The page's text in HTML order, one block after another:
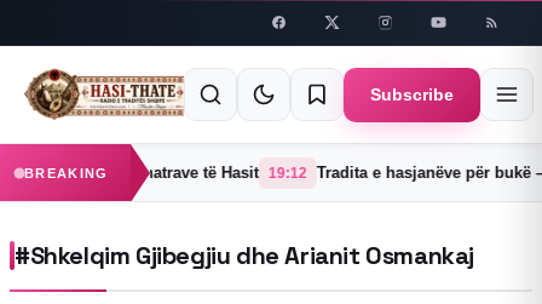
Subscribe
BREAKING
një prej 38 fshatrave të Hasit 19:12 Tradita e hasjanëve për bukë –
#Shkelqim Gjibegjiu dhe Arianit Osmankaj